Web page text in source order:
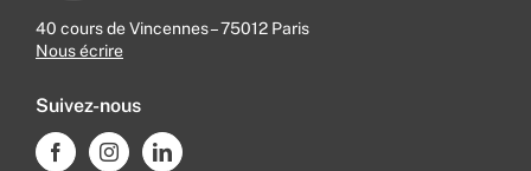
40 cours de Vincennes – 75012 Paris
Nous écrire
Suivez-nous